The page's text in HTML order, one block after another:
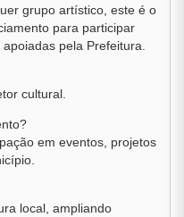
grupo artístico, este é o
para participar
pela Prefeitura.
cultural.
em eventos, projetos
local, ampliando